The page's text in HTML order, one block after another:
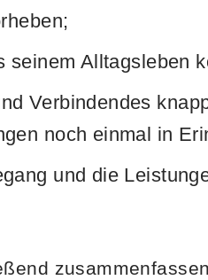
seinem Alltagsleben
Verbindendes
noch einmal in
und die